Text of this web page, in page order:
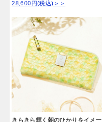
28,600円(税込)＞＞
きらきら輝く朝のひかりをイメー